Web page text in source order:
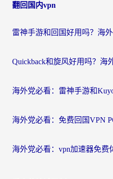
导
翻回国内vpn